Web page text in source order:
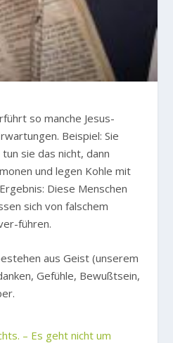
so manche Jesus-
Beispiel: Sie
sie das nicht, dann
und legen Kohle mit
Diese Menschen
sich von falschem
führen.
aus Geist (unserem
Gefühle, Bewußtsein,
– Es geht nicht um